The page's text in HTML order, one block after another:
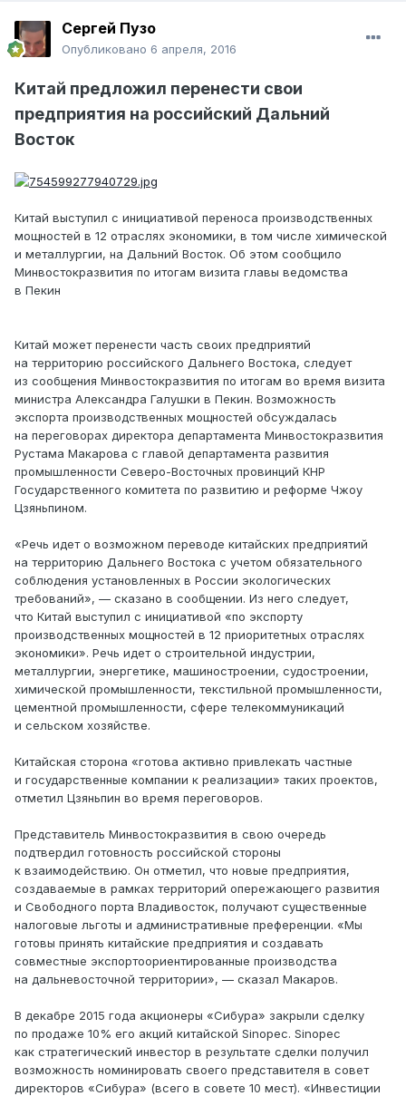
Сeргей Пузo
Опубликовано 6 апреля, 2016
Китай предложил перенести свои
предприятия на российский Дальний
Восток
Китай выступил с инициативой переноса производственных
мощностей в 12 отраслях экономики, в том числе химической
и металлургии, на Дальний Восток. Об этом сообщило
Минвостокразвития по итогам визита главы ведомства
в Пекин
Китай может перенести часть своих предприятий
на территорию российского Дальнего Востока, следует
из сообщения Минвостокразвития по итогам во время визита
министра Александра Галушки в Пекин. Возможность
экспорта производственных мощностей обсуждалась
на переговорах директора департамента Минвостокразвития
Рустама Макарова с главой департамента развития
промышленности Северо-Восточных провинций КНР
Государственного комитета по развитию и реформе Чжоу
Цзяньпином.
«Речь идет о возможном переводе китайских предприятий
на территорию Дальнего Востока с учетом обязательного
соблюдения установленных в России экологических
требований», — сказано в сообщении. Из него следует,
что Китай выступил с инициативой «по экспорту
производственных мощностей в 12 приоритетных отраслях
экономики». Речь идет о строительной индустрии,
металлургии, энергетике, машиностроении, судостроении,
химической промышленности, текстильной промышленности,
цементной промышленности, сфере телекоммуникаций
и сельском хозяйстве.
Китайская сторона «готова активно привлекать частные
и государственные компании к реализации» таких проектов,
отметил Цзяньпин во время переговоров.
Представитель Минвостокразвития в свою очередь
подтвердил готовность российской стороны
к взаимодействию. Он отметил, что новые предприятия,
создаваемые в рамках территорий опережающего развития
и Свободного порта Владивосток, получают существенные
налоговые льготы и административные преференции. «Мы
готовы принять китайские предприятия и создавать
совместные экспортоориентированные производства
на дальневосточной территории», — сказал Макаров.​
В декабре 2015 года акционеры «Сибура» закрыли сделку
по продаже 10% его акций китайской Sinopec. Sinopec
как стратегический инвестор в результате сделки получил
возможность номинировать своего представителя в совет
директоров «Сибура» (всего в совете 10 мест). «Инвестиции